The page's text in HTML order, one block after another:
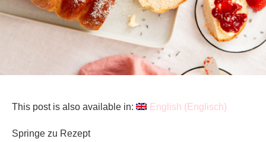
This post is also available in: English (Englisch)
Springe zu Rezept